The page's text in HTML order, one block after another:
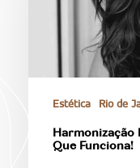
Estética Rio de
Harmonização
Que Funciona!